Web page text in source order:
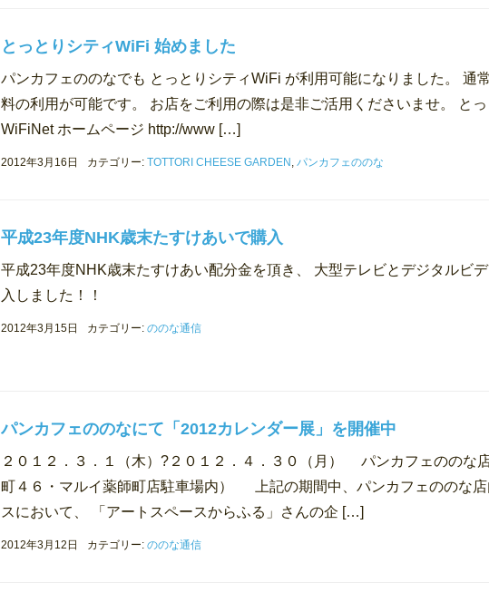
とっとりシティWiFi 始めました
パンカフェののなでも とっとりシティWiFi が利用可能になりました。 通
料の利用が可能です。 お店をご利用の際は是非ご活用くださいませ。 とっ
WiFiNet ホームページ http://www […]
2012年3月16日 カテゴリー: TOTTORI CHEESE GARDEN パンカフェののな
平成23年度NHK歳末たすけあいで購入
平成23年度NHK歳末たすけあい配分金を頂き、 大型テレビとデジタルビ
入しました！！
2012年3月15日 カテゴリー: ののな通信
パンカフェののなにて「2012カレンダー展」を開催中
２０１２．３．１（木）?２０１２．４．３０（月） パンカフェののな
町４６・マルイ薬師町店駐車場内） 上記の期間中、パンカフェののな店
スにおいて、 「アートスペースからふる」さんの企 […]
2012年3月12日 カテゴリー: ののな通信